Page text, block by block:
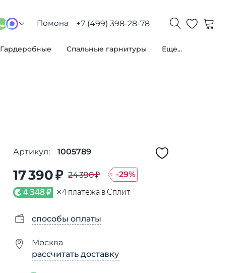
Гардеробные Спальные гарнитуры Еще...
Помона +7 (499) 398-28-78
Артикул: 1005789
17 390 ₽ 24 390 ₽ -29%
4 348 ₽ ×4 платежа в Сплит
способы оплаты
Москва
рассчитать доставку